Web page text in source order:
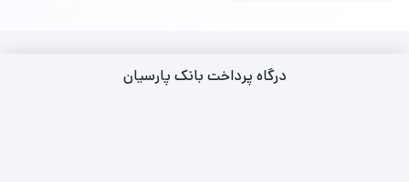
درگاه پرداخت بانک پارسیان